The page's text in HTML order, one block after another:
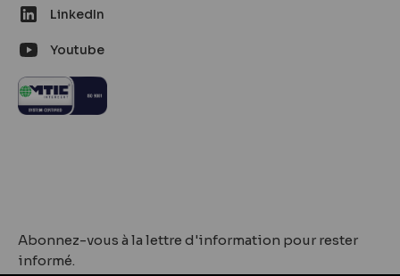
LinkedIn
Youtube
Abonnez-vous à la lettre d'information pour rester
informé.